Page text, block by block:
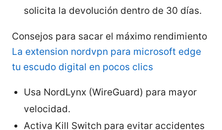
solicita la devolución dentro de 30 días.
Consejos para sacar el máximo rendimiento
La extension nordvpn para microsoft edge
tu escudo digital en pocos clics
Usa NordLynx (WireGuard) para mayor
velocidad.
Activa Kill Switch para evitar accidentes